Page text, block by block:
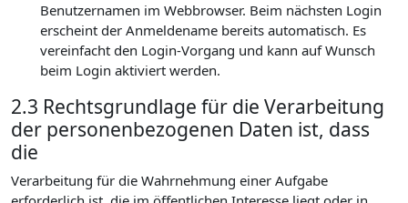
Benutzernamen im Webbrowser. Beim nächsten Login
erscheint der Anmeldename bereits automatisch. Es
vereinfacht den Login-Vorgang und kann auf Wunsch
beim Login aktiviert werden.
2.3 Rechtsgrundlage für die Verarbeitung
der personenbezogenen Daten ist, dass
die
Verarbeitung für die Wahrnehmung einer Aufgabe